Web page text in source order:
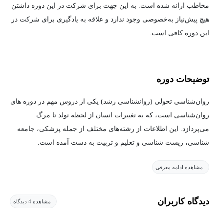
مخاطب ارائه شده است. به این جهت برای شرکت در این دوره داشتن
هیچ پیش‎‌نیاز به‌خصوصی وجود ندارد و علاقه به یادگیری برای شرکت در
این دوره کافی است.
توضیحات دوره
روان‌شناسی تحولی (روانشناسی رشد) یکی از دروس مهم در دوره های
روان‌شناسی است، که به تغییرات انسان از لحظه تولد تا مرگ
می‌پردازد. این اطلاعات از رشته‌های مختلف از جمله پزشکی، جامعه
شناسی، زیست شناسی و تعلیم و تربیت به دست آمده است.
هدف از آموزش روانشناسی تحولی چیست؟
مشاهده ادامه معرفی
دیدگاه کاربران مشاهده 4 دیدگاه